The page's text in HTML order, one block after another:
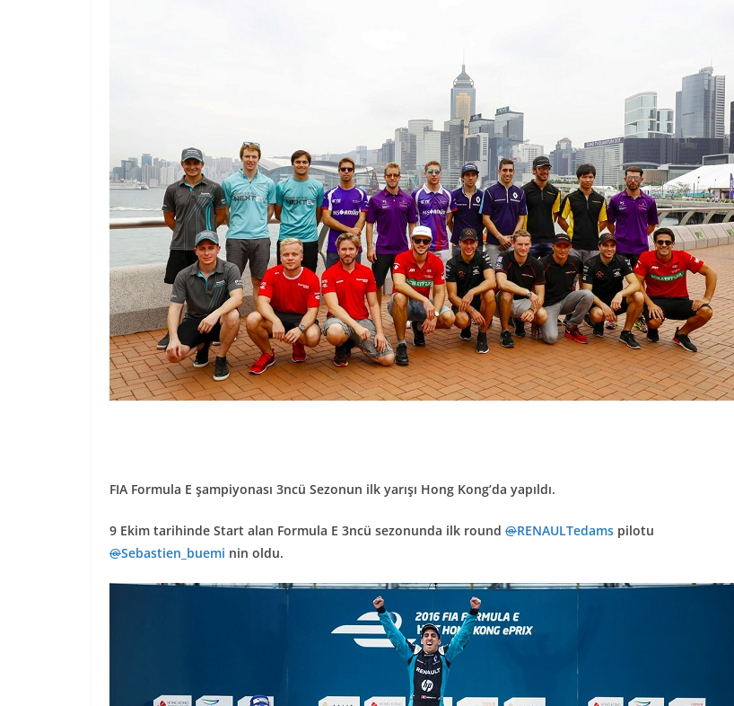
FIA Formula E şampiyonası 3ncü Sezonun ilk yarışı Hong Kong’da yapıldı.
9 Ekim tarihinde Start alan Formula E 3ncü sezonunda ilk round @RENAULTedams pilotu
@Sebastien_buemi nin oldu.